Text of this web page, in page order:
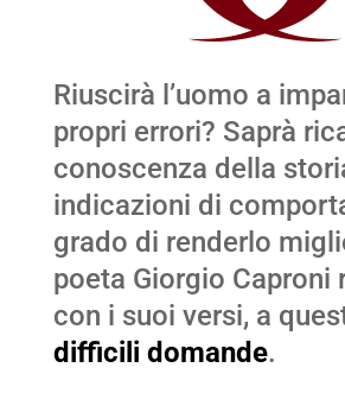
Riuscirà l’uomo a
propri errori? Saprà
conoscenza della
indicazioni di
grado di renderlo
poeta Giorgio Caproni
con i suoi versi, a
difficili domande.